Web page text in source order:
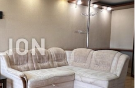
садок «Слов'яночка» — 8
зали, магазини. Ціна 117 000
valion.ua/1154669